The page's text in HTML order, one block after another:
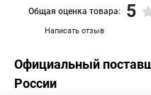
Написать отзыв
Общая оценка товара: 5
Официальный
России